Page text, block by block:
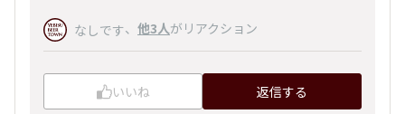
なしです、 他3人がリアクション
いいね 返信する